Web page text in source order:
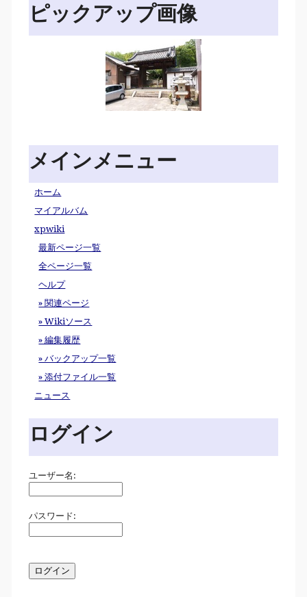
ピックアップ画像
メインメニュー
ホーム
マイアルバム
xpwiki
最新ページ一覧
全ページ一覧
ヘルプ
» 関連ページ
» Wikiソース
» 編集履歴
» バックアップ一覧
» 添付ファイル一覧
ニュース
ログイン
ユーザー名:
パスワード: